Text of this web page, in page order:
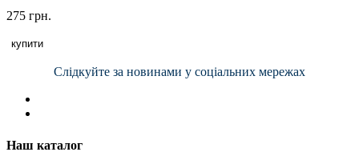
275 грн.
купити
Слідкуйте за новинами у соціальних мережах
Наш каталог